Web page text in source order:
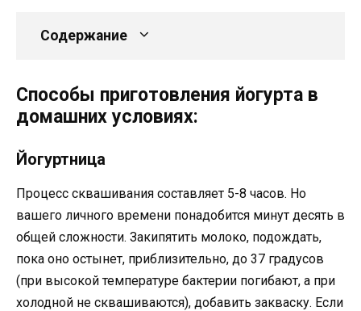
Содержание
Способы приготовления йогурта в
домашних условиях:
Йогуртница
Процесс сквашивания составляет 5-8 часов. Но
вашего личного времени понадобится минут десять в
общей сложности. Закипятить молоко, подождать,
пока оно остынет, приблизительно, до 37 градусов
(при высокой температуре бактерии погибают, а при
холодной не сквашиваются), добавить закваску. Если